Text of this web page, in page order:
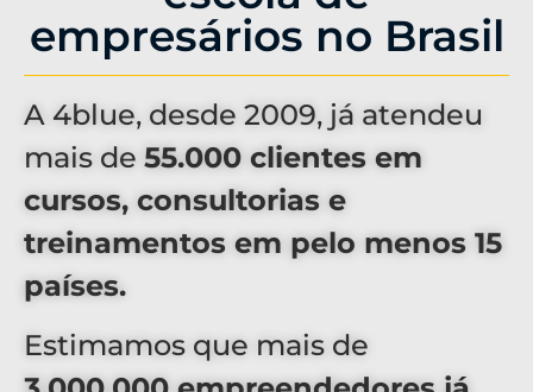
empresários no Brasil
A 4blue, desde 2009, já atendeu
mais de 55.000 clientes em
cursos, consultorias e
treinamentos em pelo menos 15
países.
Estimamos que mais de